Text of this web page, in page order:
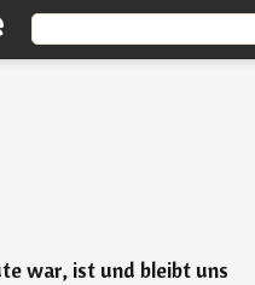
war, ist und bleibt uns